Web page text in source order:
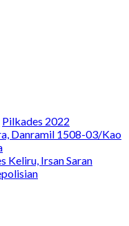
Pilkades 2022
Danramil 1508-03/Kao
Keliru, Irsan Saran